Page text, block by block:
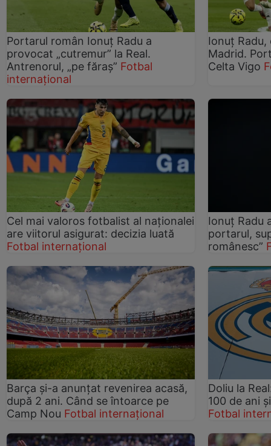
Portarul român Ionuț Radu a
provocat „cutremur” la Real.
Antrenorul, „pe făraș” Fotbal
internațional
Ionuț Radu,
Madrid.
Celta Vigo
Cel mai valoros fotbalist al naționalei
are viitorul asigurat: decizia luată
Fotbal internațional
Ionuț Radu
portarul,
românesc”
Barça și-a anunțat revenirea acasă,
după 2 ani. Când se întoarce pe
Camp Nou Fotbal internațional
Doliu la
100 de ani
Fotbal